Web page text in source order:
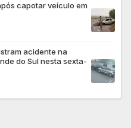
capotar veículo em
acidente na
do Sul nesta sexta-